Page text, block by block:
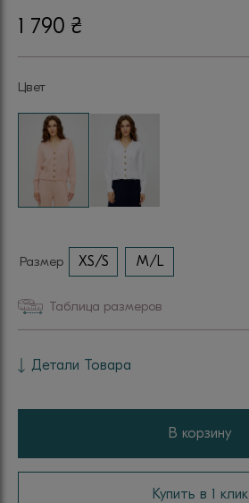
1 790 ₴
Цвет
Размер XS/S M/L
Таблица размеров
Детали Товара
В корзину
Купить в 1 клик